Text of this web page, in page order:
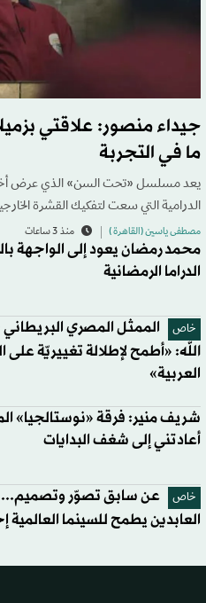
جيداء منصور: علاقتي
ما في التجربة
يعد مسلسل «تحت السن» الذي عرض
الدرامية التي سعت لتفكيك القشرة الخارجية
مصطفى ياسين (القاهرة ) منذ 3 ساعات
محمد رمضان يعود إلى الواجهة
الدراما الرمضانية
خاص
الممثل المصري
الله: «أطمح لإطلالة تغييريّة على
العربية»
شريف منير: فرقة «نوستالجيا»
أعادتني إلى شغف البدايات
خاص
عن سابق تصوّر وتصميم...
العابدين يطمح للسينما العالمية